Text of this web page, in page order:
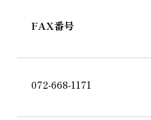
FAX番号
072-668-1171